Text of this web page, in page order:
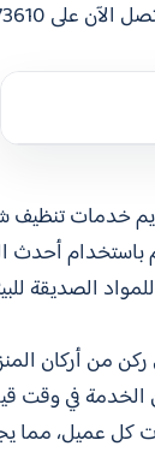
خدمات تنظيف
باستخدام
الصديقة
من أركان
في وقت
كل عميل، مما